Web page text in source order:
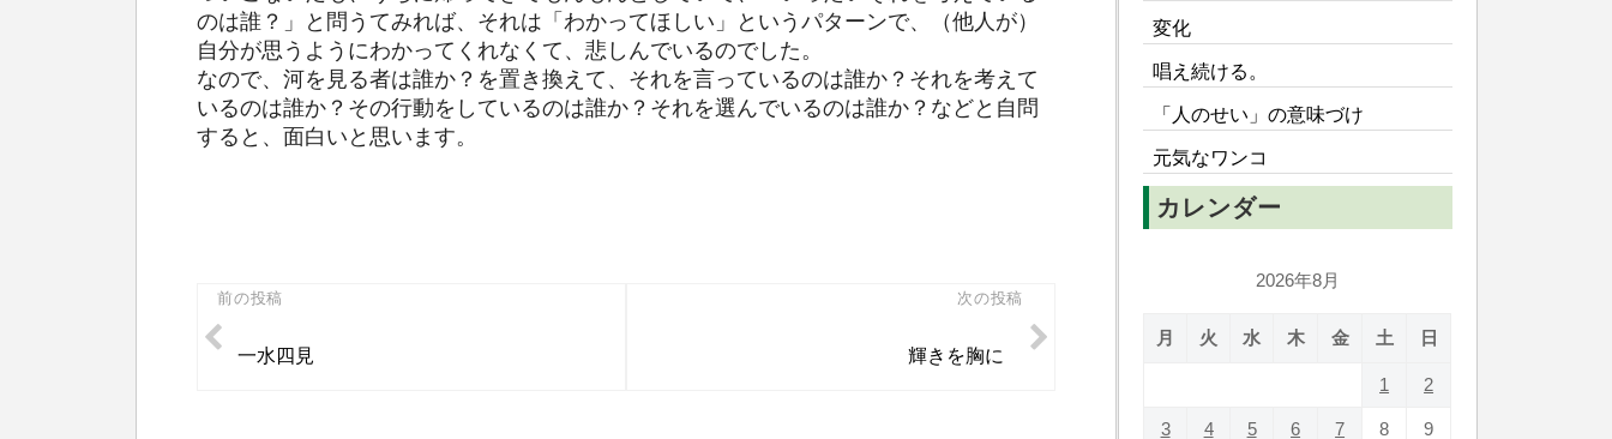
のは誰？」と問うてみれば、それは「わかってほしい」というパターンで、（他人が）
自分が思うようにわかってくれなくて、悲しんでいるのでした。
なので、河を見る者は誰か？を置き換えて、それを言っているのは誰か？それを考えて
いるのは誰か？その行動をしているのは誰か？それを選んでいるのは誰か？などと自問
すると、面白いと思います。
投
稿
前の投稿
一水四見
次の投稿
輝きを胸に
変化
唱え続ける。
「人のせい」の意味づけ
元気なワンコ
カレンダー
2026年8月
月 火 水 木 金 土 日
1 2
3 4 5 6 7 8 9